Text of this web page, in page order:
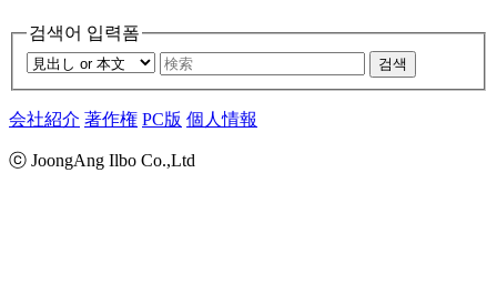
검색어 입력폼
검색
会社紹介 著作権 PC版 個人情報
ⓒ JoongAng Ilbo Co.,Ltd